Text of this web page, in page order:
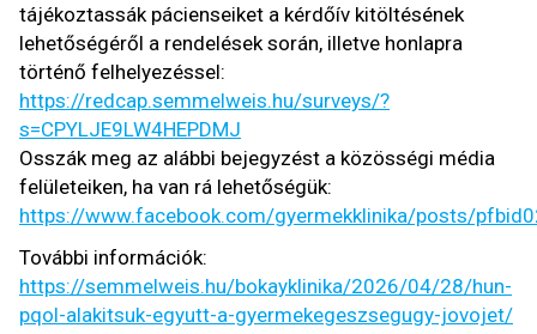
tájékoztassák pácienseiket a kérdőív kitöltésének
lehetőségéről a rendelések során, illetve honlapra
történő felhelyezéssel:
https://redcap.semmelweis.hu/surveys/?
s=CPYLJE9LW4HEPDMJ
Osszák meg az alábbi bejegyzést a közösségi média
felületeiken, ha van rá lehetőségük:
https://www.facebook.com/gyermekklinika/posts/
További információk:
https://semmelweis.hu/bokayklinika/2026/04/28/hun-
pqol-alakitsuk-egyutt-a-gyermekegeszsegugy-jovojet/